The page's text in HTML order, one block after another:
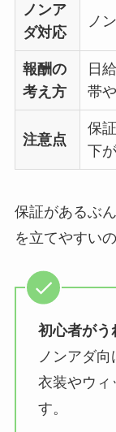
ノンア
ダ対応
ノ
報酬の
考え方
日
帯
注意点
保
下
保証があるぶ
を立てやすい
初心者がう
ノンアダ向
衣装やウィ
す。